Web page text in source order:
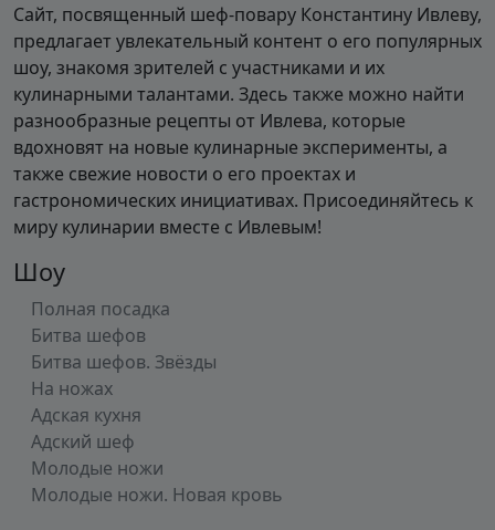
Сайт, посвященный шеф-повару Константину Ивлеву,
предлагает увлекательный контент о его популярных
шоу, знакомя зрителей с участниками и их
кулинарными талантами. Здесь также можно найти
разнообразные рецепты от Ивлева, которые
вдохновят на новые кулинарные эксперименты, а
также свежие новости о его проектах и
гастрономических инициативах. Присоединяйтесь к
миру кулинарии вместе с Ивлевым!
Шоу
Полная посадка
Битва шефов
Битва шефов. Звёзды
На ножах
Адская кухня
Адский шеф
Молодые ножи
Молодые ножи. Новая кровь